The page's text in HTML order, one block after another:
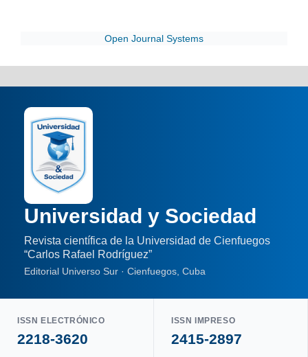
Open Journal Systems
Universidad y Sociedad
Revista científica de la Universidad de Cienfuegos
“Carlos Rafael Rodríguez”
Editorial Universo Sur · Cienfuegos, Cuba
ISSN ELECTRÓNICO
2218-3620
ISSN IMPRESO
2415-2897